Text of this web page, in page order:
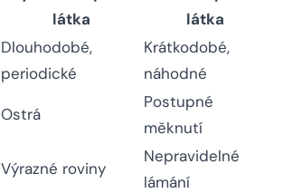
látka
látka
Dlouhodobé,
periodické
Krátkodobé,
náhodné
Ostrá
Postupné
měknutí
Výrazné roviny
Nepravidelné
lámání